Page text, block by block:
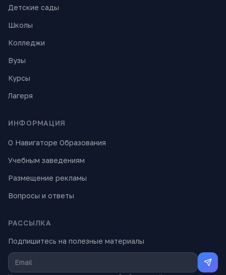
Детские сады
Школы
Колледжи
Вузы
Курсы
Лагеря
ИНФОРМАЦИЯ
О Навигаторе Образования
Учебным заведениям
Размещение рекламы
Вопросы и ответы
РАССЫЛКА
Подпишитесь на полезные материалы